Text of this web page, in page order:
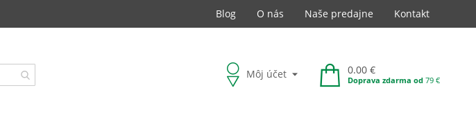
Blog O nás Naše predajne Kontakt
Môj účet 0.00 €
Doprava zdarma od 79 €